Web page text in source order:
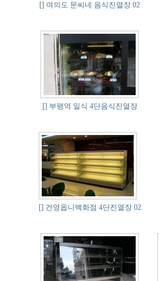
[] 여의도 문씨네 음식진열장 02
[] 부평역 일식 4단음식진열장
[] 건영옵니백화점 4단진열장 02